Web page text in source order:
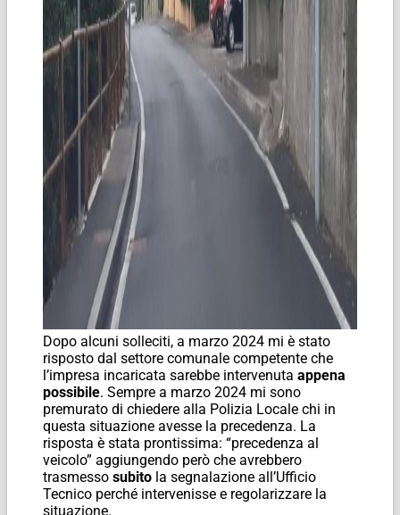
Dopo alcuni solleciti, a marzo 2024 mi è stato
risposto dal settore comunale competente che
l’impresa incaricata sarebbe intervenuta appena
possibile. Sempre a marzo 2024 mi sono
premurato di chiedere alla Polizia Locale chi in
questa situazione avesse la precedenza. La
risposta è stata prontissima: “precedenza al
veicolo” aggiungendo però che avrebbero
trasmesso subito la segnalazione all’Ufficio
Tecnico perché intervenisse e regolarizzare la
situazione.